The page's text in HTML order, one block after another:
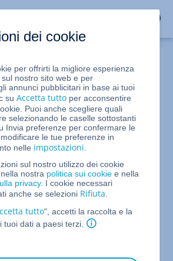
ai miei prodotti
privata.
Continua
dei cookie
per offrirti la migliore esperienza
nostro sito web e per
annunci pubblicitari in base ai tuoi
suAccetta tutto per acconsentire
Puoi anche scegliere quali
selezionando le caselle sottostanti
Invia preferenze per confermare le
le tue preferenze in
nelle impostazioni
sul nostro utilizzo dei cookie
nostra politica sui cookie e nella
privacy. I cookie necessari
anche se selezioni Rifiuta
tutto", accetti la raccolta e la
tuoi dati a paesi terzi.